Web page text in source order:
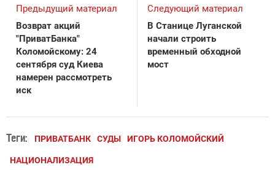
Предыдущий материал
Возврат акций
"ПриватБанка"
Коломойскому: 24
сентября суд Киева
намерен рассмотреть
иск
Следующий материал
В Станице Луганской
начали строить
временный обходной
мост
Теги: ПРИВАТБАНК СУДЫ ИГОРЬ КОЛОМОЙСКИЙ
НАЦИОНАЛИЗАЦИЯ